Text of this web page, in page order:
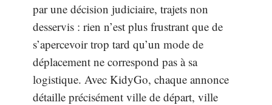
par une décision judiciaire, trajets non
desservis : rien n’est plus frustrant que de
s’apercevoir trop tard qu’un mode de
déplacement ne correspond pas à sa
logistique. Avec KidyGo, chaque annonce
détaille précisément ville de départ, ville